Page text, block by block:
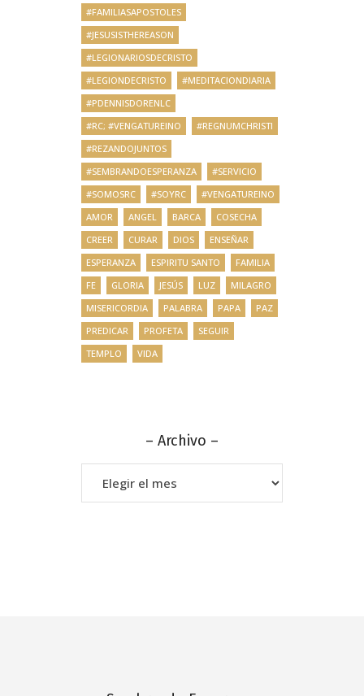
#FAMILIASAPOSTOLES
#JESUSISTHEREASON
#LEGIONARIOSDECRISTO
#LEGIONDECRISTO
#MEDITACIONDIARIA
#PDENNISDORENLC
#RC; #VENGATUREINO
#REGNUMCHRISTI
#REZANDOJUNTOS
#SEMBRANDOESPERANZA
#SERVICIO
#SOMOSRC
#SOYRC
#VENGATUREINO
AMOR
ANGEL BARCA
COSECHA
CREER
CURAR DIOS
ENSEÑAR
ESPERANZA
ESPIRITU SANTO
FAMILIA
FE
GLORIA JESÚS LUZ
MILAGRO
MISERICORDIA
PALABRA PAPA
PAZ
PREDICAR
PROFETA
SEGUIR
TEMPLO
VIDA
– Archivo –
–
Archivo
–